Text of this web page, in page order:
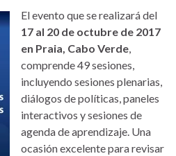
El evento que se realizará del
17 al 20 de octubre de 2017
en Praia, Cabo Verde,
comprende 49 sesiones,
incluyendo sesiones plenarias,
diálogos de políticas, paneles
interactivos y sesiones de
agenda de aprendizaje. Una
ocasión excelente para revisar